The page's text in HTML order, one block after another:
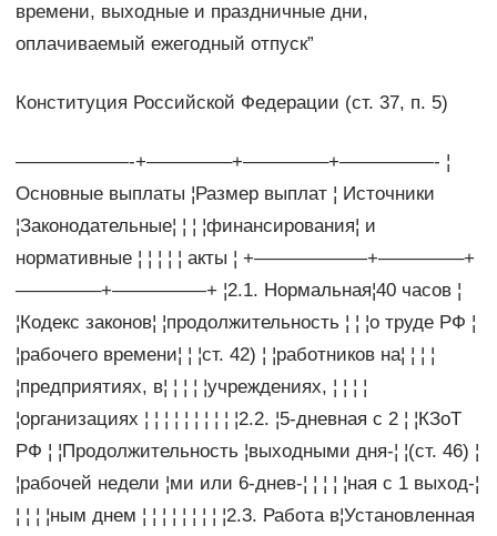
времени, выходные и праздничные дни,
оплачиваемый ежегодный отпуск”
Конституция Российской Федерации (ст. 37, п. 5)
——————-+————–+————–+—————- ¦
Основные выплаты ¦Размер выплат ¦ Источники
¦Законодательные¦ ¦ ¦ ¦финансирования¦ и
нормативные ¦ ¦ ¦ ¦ ¦ акты ¦ +——————+————–+
————–+—————+ ¦2.1. Нормальная¦40 часов ¦
¦Кодекс законов¦ ¦продолжительность ¦ ¦ ¦о труде РФ ¦
¦рабочего времени¦ ¦ ¦ст. 42) ¦ ¦работников на¦ ¦ ¦ ¦
¦предприятиях, в¦ ¦ ¦ ¦ ¦учреждениях, ¦ ¦ ¦ ¦
¦организациях ¦ ¦ ¦ ¦ ¦ ¦ ¦ ¦ ¦ ¦2.2. ¦5-дневная с 2 ¦ ¦КЗоТ
РФ ¦ ¦Продолжительность ¦выходными дня-¦ ¦(ст. 46) ¦
¦рабочей недели ¦ми или 6-днев-¦ ¦ ¦ ¦ ¦ная с 1 выход-¦
¦ ¦ ¦ ¦ным днем ¦ ¦ ¦ ¦ ¦ ¦ ¦ ¦ ¦2.3. Работа в¦Установленная